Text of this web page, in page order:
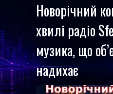
Новорічний
хвилі радіо
музика, що
надихає